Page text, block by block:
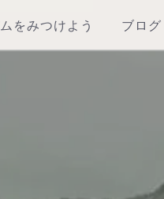
をみつけよう ブログ